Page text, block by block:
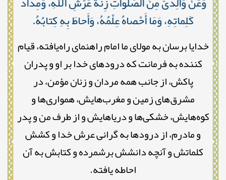
کَلِماتِهِ، وَمَا أَحْصاهُ عِلْمُهُ، وَأَحاطَ بِهِ کِتابُهُ.
خدایا برسان به مولای ما امام راهنمای راه‌یافته، قیام
کننده به فرمانت که درود‌های خدا بر او و پدران
پاکش، از جانب همه مردان و زنان مؤمن، در
مشرق‌های زمین و مغرب‌هایش، همواری‌ها و
کوه‌هایش، خشکی‌ها و دریاهایش و از طرف من و پدر
و مادرم، از درود‌ها به گرانی عرش خدا و کشش
کلماتش و آنچه دانشش برشمرده و کتابش به آن
احاطه یافته.